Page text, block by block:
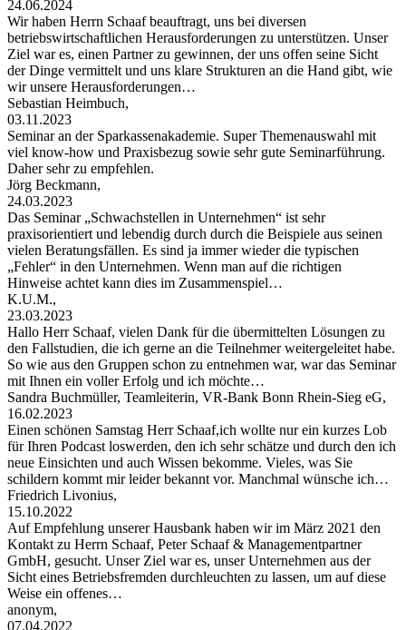
24.06.2024
Wir haben Herrn Schaaf beauftragt, uns bei diversen
betriebswirtschaftlichen Herausforderungen zu unterstützen. Unser
Ziel war es, einen Partner zu gewinnen, der uns offen seine Sicht
der Dinge vermittelt und uns klare Strukturen an die Hand gibt, wie
wir unsere Herausforderungen…
Sebastian Heimbuch,
03.11.2023
Seminar an der Sparkassenakademie. Super Themenauswahl mit
viel know-how und Praxisbezug sowie sehr gute Seminarführung.
Daher sehr zu empfehlen.
Jörg Beckmann,
24.03.2023
Das Seminar „Schwachstellen in Unternehmen“ ist sehr
praxisorientiert und lebendig durch durch die Beispiele aus seinen
vielen Beratungsfällen. Es sind ja immer wieder die typischen
„Fehler“ in den Unternehmen. Wenn man auf die richtigen
Hinweise achtet kann dies im Zusammenspiel…
K.U.M.,
23.03.2023
Hallo Herr Schaaf, vielen Dank für die übermittelten Lösungen zu
den Fallstudien, die ich gerne an die Teilnehmer weitergeleitet habe.
So wie aus den Gruppen schon zu entnehmen war, war das Seminar
mit Ihnen ein voller Erfolg und ich möchte…
Sandra Buchmüller, Teamleiterin, VR-Bank Bonn Rhein-Sieg eG,
16.02.2023
Einen schönen Samstag Herr Schaaf,ich wollte nur ein kurzes Lob
für Ihren Podcast loswerden, den ich sehr schätze und durch den ich
neue Einsichten und auch Wissen bekomme. Vieles, was Sie
schildern kommt mir leider bekannt vor. Manchmal wünsche ich…
Friedrich Livonius,
15.10.2022
Auf Empfehlung unserer Hausbank haben wir im März 2021 den
Kontakt zu Herrn Schaaf, Peter Schaaf & Managementpartner
GmbH, gesucht. Unser Ziel war es, unser Unternehmen aus der
Sicht eines Betriebsfremden durchleuchten zu lassen, um auf diese
Weise ein offenes…
anonym,
07.04.2022